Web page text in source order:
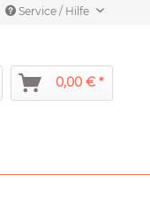
Service / Hilfe
0,00 € *